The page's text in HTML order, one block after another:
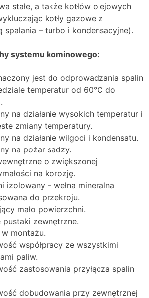
stałe, a także kotłów olejowych
kotły gazowe z
spalania – turbo i kondensacyjne).
systemu kominowego:
jest do odprowadzania spalin
temperatur od 60°C do
na działanie wysokich temperatur i
zmiany temperatury.
na działanie wilgoci i kondensatu.
na pożar sadzy.
o zwiększonej
na korozję.
izolowany – wełna mineralna
do przekroju.
mało powierzchni.
pustaki zewnętrzne.
montażu.
współpracy ze wszystkimi
paliw.
zastosowania przyłącza spalin
dobudowania przy zewnętrznej